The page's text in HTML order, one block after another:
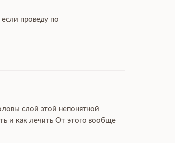
проведу по
слой этой непонятной
и как лечить От этого вообще